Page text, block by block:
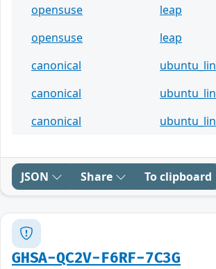
opensuse
leap
opensuse
leap
canonical
canonical
canonical
JSON Share To clipboard
GHSA-QC2V-F6RF-7C3G